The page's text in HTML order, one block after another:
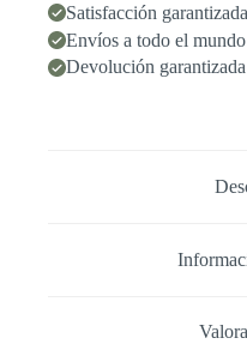
Satisfacción garantizada
Envíos a todo el mundo
Devolución garantizada